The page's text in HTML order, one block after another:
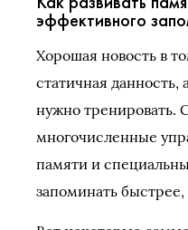
эффективного
Хорошая новость в
статичная
нужно тренировать.
многочисленные
памяти и
запоминать